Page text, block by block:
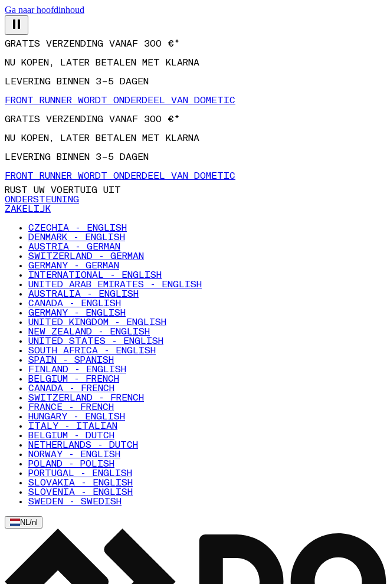
Ga naar hoofdinhoud
GRATIS VERZENDING VANAF 300 €*
NU KOPEN, LATER BETALEN MET KLARNA
LEVERING BINNEN 3–5 DAGEN
FRONT RUNNER WORDT ONDERDEEL VAN DOMETIC
GRATIS VERZENDING VANAF 300 €*
NU KOPEN, LATER BETALEN MET KLARNA
LEVERING BINNEN 3–5 DAGEN
FRONT RUNNER WORDT ONDERDEEL VAN DOMETIC
RUST UW VOERTUIG UIT
ONDERSTEUNING
ZAKELIJK
CZECHIA - ENGLISH
DENMARK - ENGLISH
AUSTRIA - GERMAN
SWITZERLAND - GERMAN
GERMANY - GERMAN
INTERNATIONAL - ENGLISH
UNITED ARAB EMIRATES - ENGLISH
AUSTRALIA - ENGLISH
CANADA - ENGLISH
GERMANY - ENGLISH
UNITED KINGDOM - ENGLISH
NEW ZEALAND - ENGLISH
UNITED STATES - ENGLISH
SOUTH AFRICA - ENGLISH
SPAIN - SPANISH
FINLAND - ENGLISH
BELGIUM - FRENCH
CANADA - FRENCH
SWITZERLAND - FRENCH
FRANCE - FRENCH
HUNGARY - ENGLISH
ITALY - ITALIAN
BELGIUM - DUTCH
NETHERLANDS - DUTCH
NORWAY - ENGLISH
POLAND - POLISH
PORTUGAL - ENGLISH
SLOVAKIA - ENGLISH
SLOVENIA - ENGLISH
SWEDEN - SWEDISH
NL/nl